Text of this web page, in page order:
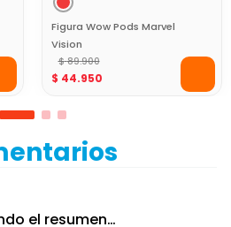
Figura Wow Pods Marvel
Vision
$ 89.900
$ 44.950
el resumen…